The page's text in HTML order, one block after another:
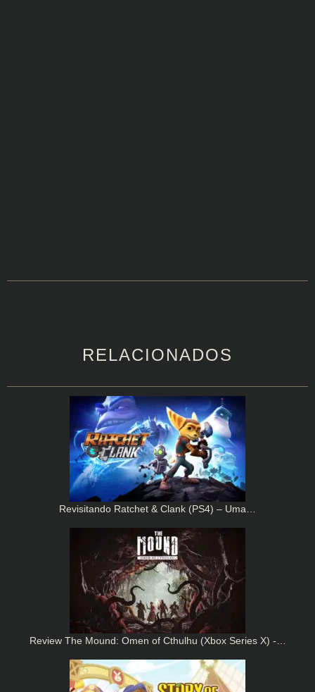
RELACIONADOS
Revisitando Ratchet & Clank (PS4) – Uma…
Review The Mound: Omen of Cthulhu (Xbox Series X) -…